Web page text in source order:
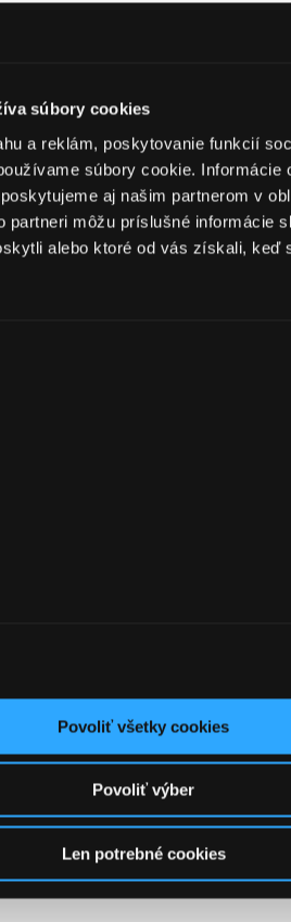
súbory cookies
a reklám, poskytovanie funkcií
súbory cookie. Informácie
aj našim partnerom v
partneri môžu príslušné informácie
alebo ktoré od vás získali, keď
Povoliť všetky cookies
Povoliť výber
Len potrebné cookies